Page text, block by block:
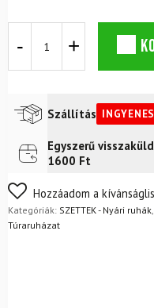
Transalper
póló
Katonai
+
Traverse
Hybrid
rövidnadrág
Szállítás INGYENES
Futár a címreIngyenes
FoxPost
Egyszerű
1600 Ft
Nem biztos a
egyszerűen
Mik a visszaküldés
Hozzáadom a
Kategóriák: SZETTEK - Nyári ruhák,
Túraruházat